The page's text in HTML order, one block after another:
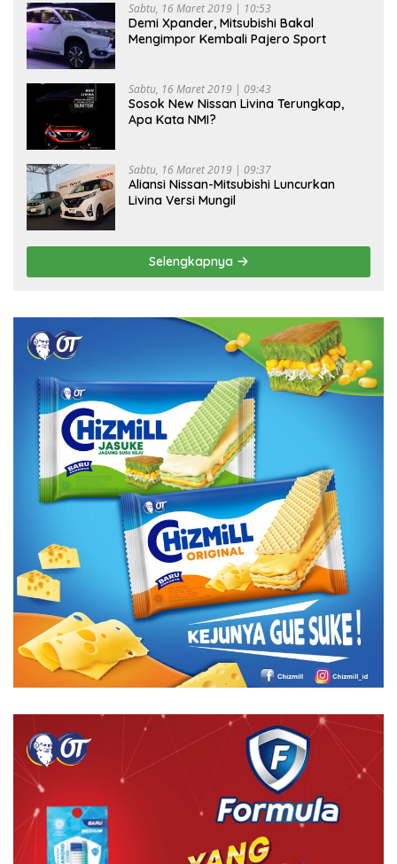
Sabtu, 16 Maret 2019 | 10:53
Demi Xpander, Mitsubishi Bakal
Mengimpor Kembali Pajero Sport
Sabtu, 16 Maret 2019 | 09:43
Sosok New Nissan Livina Terungkap,
Apa Kata NMI?
Sabtu, 16 Maret 2019 | 09:37
Aliansi Nissan-Mitsubishi Luncurkan
Livina Versi Mungil
Selengkapnya